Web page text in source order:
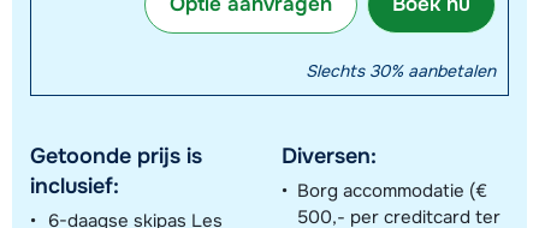
Slechts 30% aanbetalen
Getoonde prijs is
inclusief:
6-daagse skipas Les
Diversen:
Borg accommodatie (€
500,- per creditcard ter